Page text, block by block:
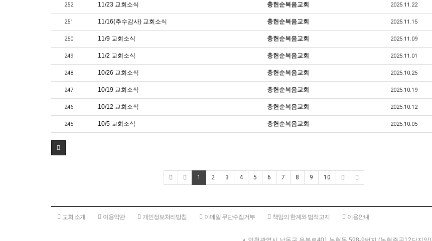
252 11/23 교회소식 충헌순복음교회 2025.11.22
251 11/16(추수감사) 교회소식 충헌순복음교회 2025.11.15
250 11/9 교회소식 충헌순복음교회 2025.11.09
249 11/2 교회소식 충헌순복음교회 2025.11.01
248 10/26 교회소식 충헌순복음교회 2025.10.25
247 10/19 교회소식 충헌순복음교회 2025.10.19
246 10/12 교회소식 충헌순복음교회 2025.10.12
245 10/5 교회소식 충헌순복음교회 2025.10.05
1 2 3 4 5 6 7 8 9 10
교회 소개 이용약관 개인정보처리방침 이메일 무단수집거부 책임의 한계와 법적고지 이용안내